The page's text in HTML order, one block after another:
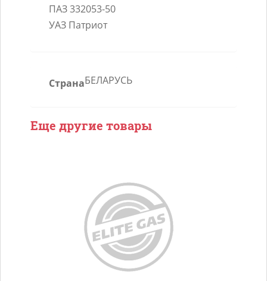
ПАЗ 332053-50
УАЗ Патриот
СтранаБЕЛАРУСЬ
Еще другие товары